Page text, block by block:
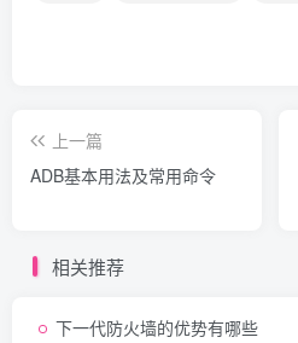
上一篇
ADB基本用法及常用命令
相关推荐
下一代防火墙的优势有哪些